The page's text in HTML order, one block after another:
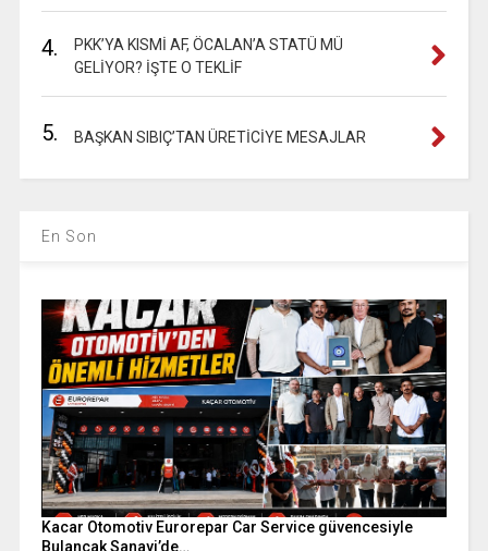
4.
PKK’YA KISMİ AF, ÖCALAN’A STATÜ MÜ
GELİYOR? İŞTE O TEKLİF
5. BAŞKAN SIBIÇ’TAN ÜRETİCİYE MESAJLAR
En Son
Kacar Otomotiv Eurorepar Car Service güvencesiyle
Bulancak Sanayi’de…